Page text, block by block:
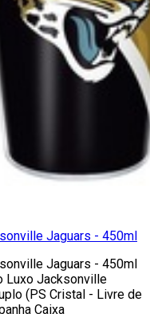
Jaguars - 450ml
Jaguars - 450ml
Luxo Jacksonville
(PS Cristal - Livre de
Caixa